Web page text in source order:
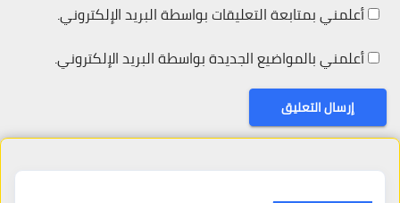
أعلمني بمتابعة التعليقات بواسطة البريد الإلكتروني.
أعلمني بالمواضيع الجديدة بواسطة البريد الإلكتروني.